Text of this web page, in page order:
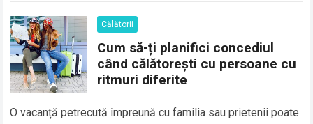
Călătorii
Cum să-ți planifici concediul
când călătorești cu persoane cu
ritmuri diferite
O vacanță petrecută împreună cu familia sau prietenii poate